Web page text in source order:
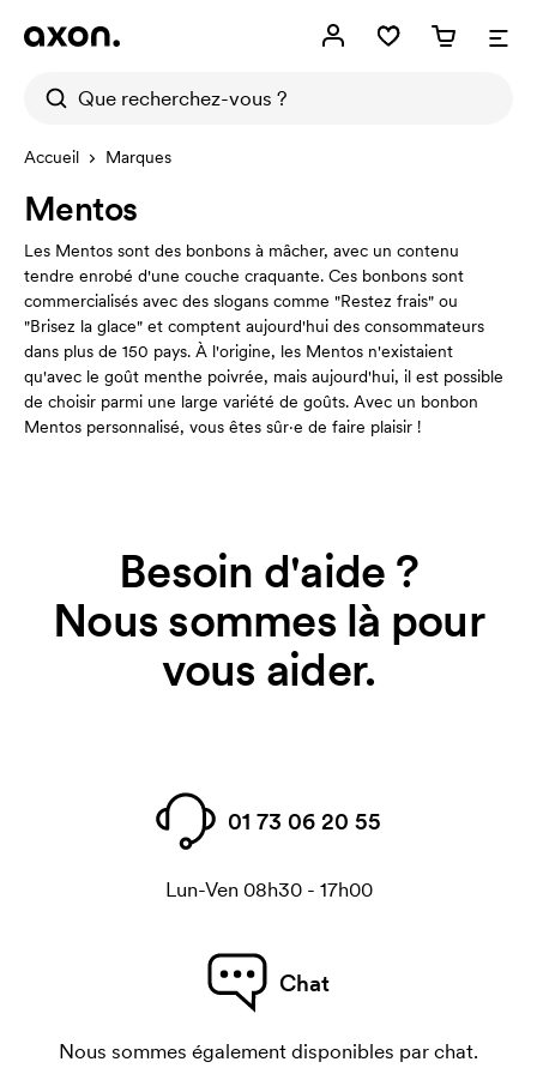
Accueil Marques
Mentos
Les Mentos sont des bonbons à mâcher, avec un contenu
tendre enrobé d'une couche craquante. Ces bonbons sont
commercialisés avec des slogans comme "Restez frais" ou
"Brisez la glace" et comptent aujourd'hui des consommateurs
dans plus de 150 pays. À l'origine, les Mentos n'existaient
qu'avec le goût menthe poivrée, mais aujourd'hui, il est possible
de choisir parmi une large variété de goûts. Avec un bonbon
Mentos personnalisé, vous êtes sûr·e de faire plaisir !
Besoin d'aide ?
Nous sommes là pour
vous aider.
01 73 06 20 55
Lun-Ven 08h30 - 17h00
Chat
Nous sommes également disponibles par chat.